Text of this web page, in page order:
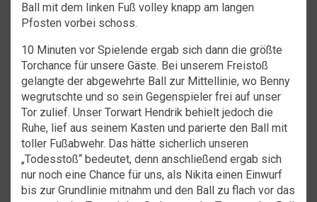
Ball mit dem linken Fuß volley knapp am langen
Pfosten vorbei schoss.
10 Minuten vor Spielende ergab sich dann die größte
Torchance für unsere Gäste. Bei unserem Freistoß
gelangte der abgewehrte Ball zur Mittellinie, wo Benny
wegrutschte und so sein Gegenspieler frei auf unser
Tor zulief. Unser Torwart Hendrik behielt jedoch die
Ruhe, lief aus seinem Kasten und parierte den Ball mit
toller Fußabwehr. Das hätte sicherlich unseren
„Todesstoß“ bedeutet, denn anschließend ergab sich
nur noch eine Chance für uns, als Nikita einen Einwurf
bis zur Grundlinie mitnahm und den Ball zu flach vor das